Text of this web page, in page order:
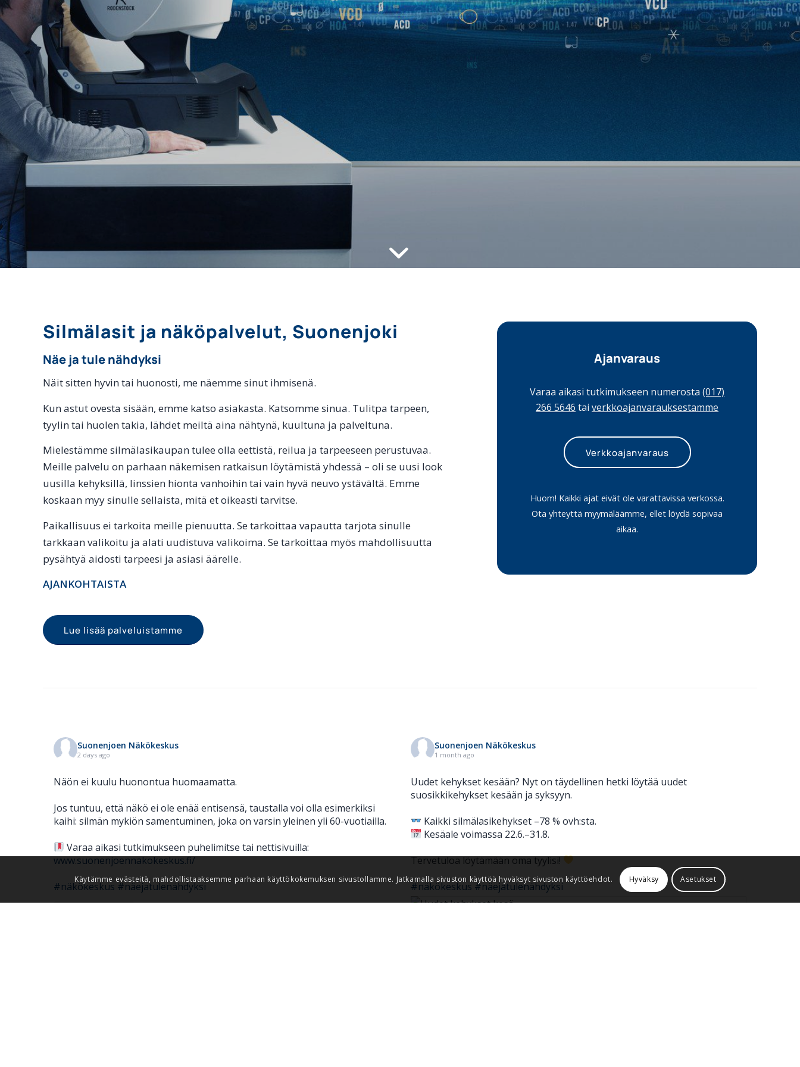
Silmälasit ja näköpalvelut, Suonenjoki
Näe ja tule nähdyksi
Näit sitten hyvin tai huonosti, me näemme sinut ihmisenä.
Kun astut ovesta sisään, emme katso asiakasta. Katsomme sinua. Tulitpa tarpeen,
tyylin tai huolen takia, lähdet meiltä aina nähtynä, kuultuna ja palveltuna.
Mielestämme silmälasikaupan tulee olla eettistä, reilua ja tarpeeseen perustuvaa.
Meille palvelu on parhaan näkemisen ratkaisun löytämistä yhdessä – oli se uusi look
uusilla kehyksillä, linssien hionta vanhoihin tai vain hyvä neuvo ystävältä. Emme
koskaan myy sinulle sellaista, mitä et oikeasti tarvitse.
Paikallisuus ei tarkoita meille pienuutta. Se tarkoittaa vapautta tarjota sinulle
tarkkaan valikoitu ja alati uudistuva valikoima. Se tarkoittaa myös mahdollisuutta
pysähtyä aidosti tarpeesi ja asiasi äärelle.
AJANKOHTAISTA
Lue lisää palveluistamme
Ajanvaraus
Varaa aikasi tutkimukseen numerosta(017)
266 5646 taiverkkoajanvarauksestamme
Verkkoajanvaraus
Huom! Kaikki ajat eivät ole varattavissa verkossa.
Ota yhteyttä myymäläämme, ellet löydä sopivaa
aikaa.
Suonenjoen Näkökeskus
2 days ago
Näön ei kuulu huonontua huomaamatta.
Jos tuntuu, että näkö ei ole enää entisensä, taustalla voi olla esimerkiksi
kaihi: silmän mykiön samentuminen, joka on varsin yleinen yli 60-vuotiailla.
Varaa aikasi tutkimukseen puhelimitse tai nettisivuilla:
www.suonenjoennakokeskus.fi/
#näkökeskus #näejatulenähdyksi
Suonenjoen Näkökeskus
1 month ago
Uudet kehykset kesään? Nyt on täydellinen hetki löytää uudet
suosikkikehykset kesään ja syksyyn.
Kaikki silmälasikehykset –78 % ovh:sta.
Kesäale voimassa 22.6.–31.8.
Tervetuloa löytämään oma tyylisi!
#näkökeskus #näejatulenähdyksi
Käytämme evästeitä, mahdollistaaksemme parhaan käyttökokemuksen sivustollamme. Jatkamalla sivuston käyttöä hyväksyt sivuston käyttöehdot. Hyväksy Asetukset